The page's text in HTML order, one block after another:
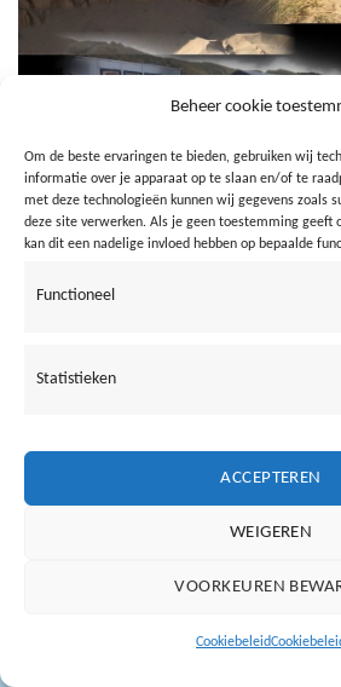
Beheer cookie
Om de beste ervaringen te bieden, gebruiken wij
informatie over je apparaat op te slaan en/of te
met deze technologieën kunnen wij gegevens zoals
deze site verwerken. Als je geen toestemming
kan dit een nadelige invloed hebben op bepaalde
Functioneel
Statistieken
ACCEPTEREN
WEIGEREN
VOORKEUREN
Cookiebeleid
Both comments and trackbacks are currently
Next→
NOORDERLICHT BAZ24 SURFSCHOOL
Copyright Loods aan Zee ©